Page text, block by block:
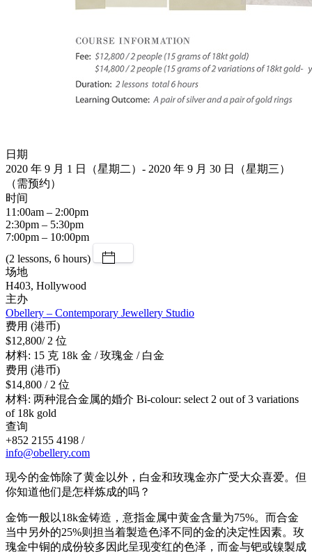
日期
2020 年 9 月 1 日（星期二）- 2020 年 9 月 30 日（星期三）
（需预约）
时间
11:00am – 2:00pm
2:30pm – 5:30pm
7:00pm – 10:00pm
(2 lessons, 6 hours)
场地
H403, Hollywood
主办
Obellery – Contemporary Jewellery Studio
费用 (港币)
$12,800/ 2 位
材料: 15 克 18k 金 / 玫瑰金 / 白金
费用 (港币)
$14,800 / 2 位
材料: 两种混合金属的婚介 Bi-colour: select 2 out of 3 variations
of 18k gold
查询
+852 2155 4198 /
info@obellery.com
现今的金饰除了黄金以外，白金和玫瑰金亦广受大众喜爱。但
你知道他们是怎样炼成的吗？
金饰一般以18k金铸造，意指金属中黄金含量为75%。而合金
当中另外的25%则担当着製造色泽不同的金的决定性因素。玫
瑰金中铜的成份较多因此呈现变红的色泽，而金与钯或镍製成